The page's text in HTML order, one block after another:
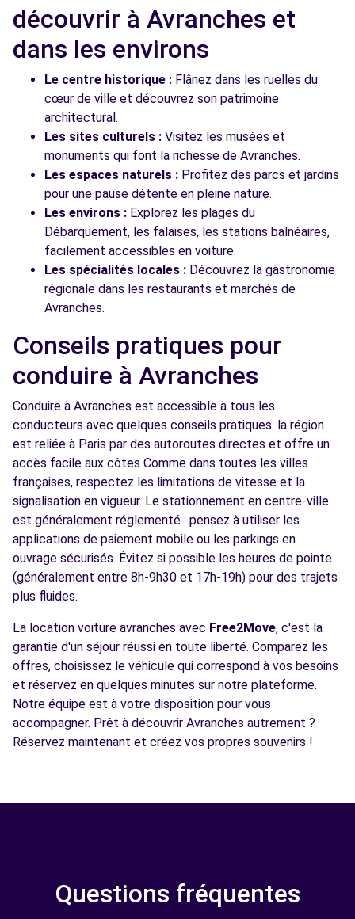
découvrir à Avranches et
dans les environs
Le centre historique : Flânez dans les ruelles du
cœur de ville et découvrez son patrimoine
architectural.
Les sites culturels : Visitez les musées et
monuments qui font la richesse de Avranches.
Les espaces naturels : Profitez des parcs et jardins
pour une pause détente en pleine nature.
Les environs : Explorez les plages du
Débarquement, les falaises, les stations balnéaires,
facilement accessibles en voiture.
Les spécialités locales : Découvrez la gastronomie
régionale dans les restaurants et marchés de
Avranches.
Conseils pratiques pour
conduire à Avranches
Conduire à Avranches est accessible à tous les
conducteurs avec quelques conseils pratiques. la région
est reliée à Paris par des autoroutes directes et offre un
accès facile aux côtes Comme dans toutes les villes
françaises, respectez les limitations de vitesse et la
signalisation en vigueur. Le stationnement en centre-ville
est généralement réglementé : pensez à utiliser les
applications de paiement mobile ou les parkings en
ouvrage sécurisés. Évitez si possible les heures de pointe
(généralement entre 8h-9h30 et 17h-19h) pour des trajets
plus fluides.
La location voiture avranches avec Free2Move, c'est la
garantie d'un séjour réussi en toute liberté. Comparez les
offres, choisissez le véhicule qui correspond à vos besoins
et réservez en quelques minutes sur notre plateforme.
Notre équipe est à votre disposition pour vous
accompagner. Prêt à découvrir Avranches autrement ?
Réservez maintenant et créez vos propres souvenirs !
Questions fréquentes